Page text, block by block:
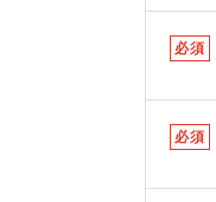
必須
必須